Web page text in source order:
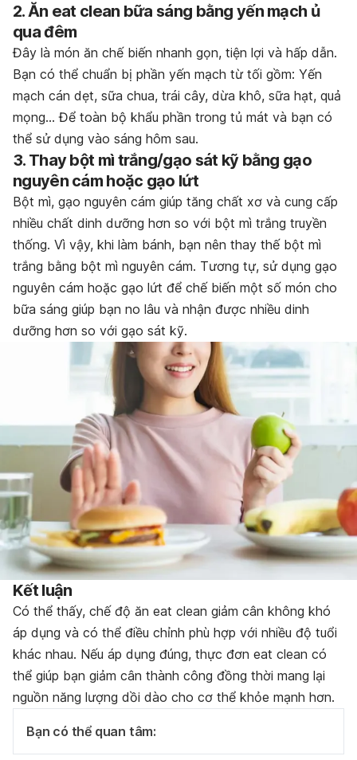
2. Ăn eat clean bữa sáng bằng yến mạch ủ
qua đêm
Đây là món ăn chế biến nhanh gọn, tiện lợi và hấp dẫn.
Bạn có thể chuẩn bị phần yến mạch từ tối gồm: Yến
mạch cán dẹt, sữa chua, trái cây, dừa khô, sữa hạt, quả
mọng… Để toàn bộ khẩu phần trong tủ mát và bạn có
thể sử dụng vào sáng hôm sau.
3. Thay bột mì trắng/gạo sát kỹ bằng gạo
nguyên cám hoặc gạo lứt
Bột mì, gạo nguyên cám giúp tăng chất xơ và cung cấp
nhiều chất dinh dưỡng hơn so với bột mì trắng truyền
thống. Vì vậy, khi làm bánh, bạn nên thay thế bột mì
trắng bằng bột mì nguyên cám. Tương tự, sử dụng gạo
nguyên cám hoặc gạo lứt để chế biến một số món cho
bữa sáng giúp bạn no lâu và nhận được nhiều dinh
dưỡng hơn so với gạo sát kỹ.
Kết luận
Có thể thấy, chế độ ăn eat clean giảm cân không khó
áp dụng và có thể điều chỉnh phù hợp với nhiều độ tuổi
khác nhau. Nếu áp dụng đúng, thực đơn eat clean có
thể giúp bạn giảm cân thành công đồng thời mang lại
nguồn năng lượng dồi dào cho cơ thể khỏe mạnh hơn.
Bạn có thể quan tâm: